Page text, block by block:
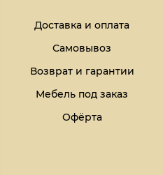
Доставка и оплата
Самовывоз
Возврат и гарантии
Мебель под заказ
Офёрта